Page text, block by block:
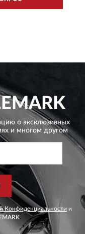
о эксклюзивных
и многом другом
Конфиденциальности и